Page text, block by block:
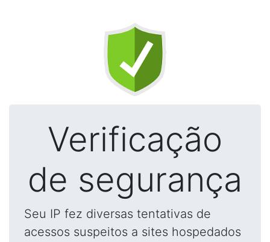
Verificação
de segurança
Seu IP fez diversas tentativas de
acessos suspeitos a sites hospedados